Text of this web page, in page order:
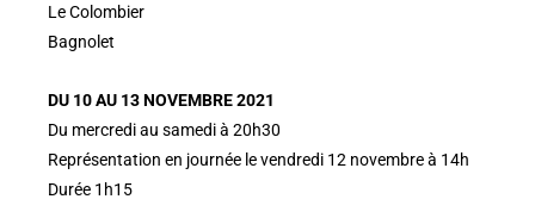
Le Colombier
Bagnolet
DU 10 AU 13 NOVEMBRE 2021
Du mercredi au samedi à 20h30
Représentation en journée le vendredi 12 novembre à 14h
Durée 1h15